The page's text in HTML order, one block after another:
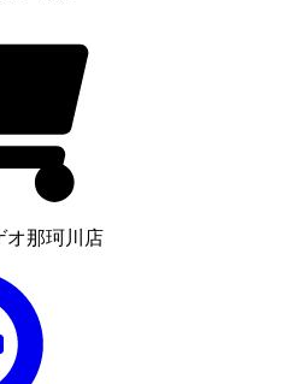
オ那珂川店